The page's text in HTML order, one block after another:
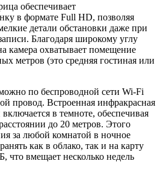
обеспечивает
в формате Full HD, позволяя
детали обстановки даже при
Благодаря широкому углу
камера охватывает помещение
метров (это средняя гостиная или
по беспроводной сети Wi-Fi
провод. Встроенная инфракрасная
в темноте, обеспечивая
до 20 метров. Этого
за любой комнатой в ночное
как в облако, так и на карту
что вмещает несколько недель